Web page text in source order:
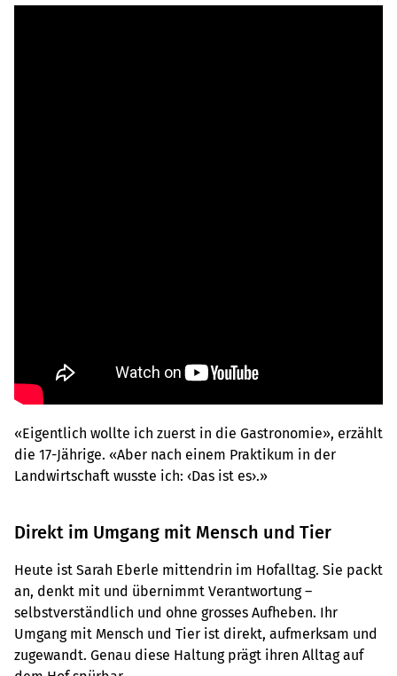
«Eigentlich wollte ich zuerst in die Gastronomie», erzählt
die 17-Jährige. «Aber nach einem Praktikum in der
Landwirtschaft wusste ich: ‹Das ist es›.»
Direkt im Umgang mit Mensch und Tier
Heute ist Sarah Eberle mittendrin im Hofalltag. Sie packt
an, denkt mit und übernimmt Verantwortung –
selbstverständlich und ohne grosses Aufheben. Ihr
Umgang mit Mensch und Tier ist direkt, aufmerksam und
zugewandt. Genau diese Haltung prägt ihren Alltag auf